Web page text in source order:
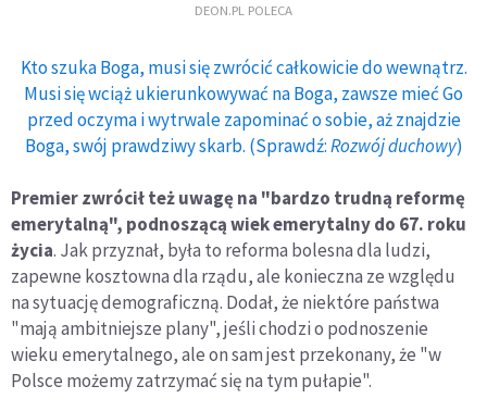
DEON.PL POLECA
Kto szuka Boga, musi się zwrócić całkowicie do wewnątrz.
Musi się wciąż ukierunkowywać na Boga, zawsze mieć Go
przed oczyma i wytrwale zapominać o sobie, aż znajdzie
Boga, swój prawdziwy skarb. (Sprawdź:Rozwój duchowy)
Premier zwrócił też uwagę na "bardzo trudną reformę
emerytalną", podnoszącą wiek emerytalny do 67. roku
życia. Jak przyznał, była to reforma bolesna dla ludzi,
zapewne kosztowna dla rządu, ale konieczna ze względu
na sytuację demograficzną. Dodał, że niektóre państwa
"mają ambitniejsze plany", jeśli chodzi o podnoszenie
wieku emerytalnego, ale on sam jest przekonany, że "w
Polsce możemy zatrzymać się na tym pułapie".